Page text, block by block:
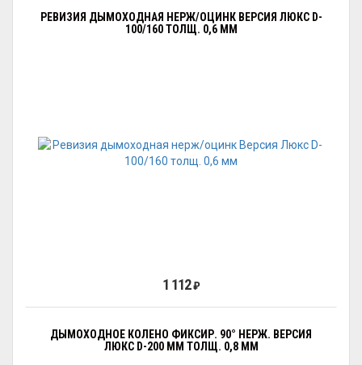
РЕВИЗИЯ ДЫМОХОДНАЯ НЕРЖ/ОЦИНК ВЕРСИЯ ЛЮКС D-
100/160 ТОЛЩ. 0,6 ММ
1 112₽
ДЫМОХОДНОЕ КОЛЕНО ФИКСИР. 90° НЕРЖ. ВЕРСИЯ
ЛЮКС D-200 ММ ТОЛЩ. 0,8 ММ